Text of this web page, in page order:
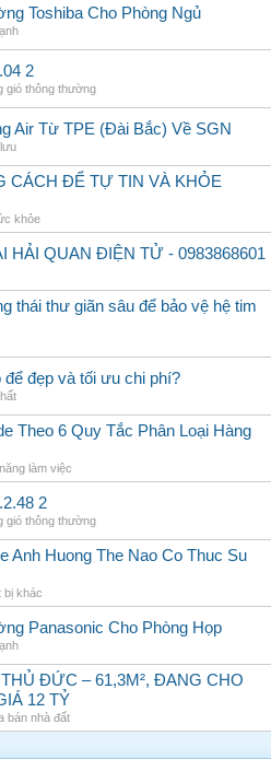
Toshiba Cho Phòng Ngủ
2
gió thông thường
Air Từ TPE (Đài Bắc) Về SGN
CÁCH ĐỂ TỰ TIN VÀ KHỎE
khỏe
HẢI QUAN ĐIỆN TỬ - 0983868601
thái thư giãn sâu để bảo vệ hệ tim
đẹp và tối ưu chi phí?
Theo 6 Quy Tắc Phân Loại Hàng
làm việc
2
gió thông thường
Anh Huong The Nao Co Thuc Su
bị khác
Panasonic Cho Phòng Họp
ĐỨC – 61,3M², ĐANG CHO
12 TỶ
bán nhà đất